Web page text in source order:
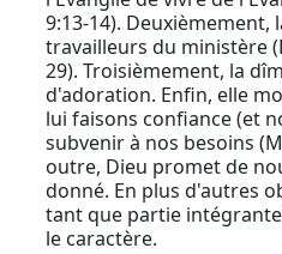
9:13-14). Deuxièmement,
travailleurs du ministère
29). Troisièmement, la
d'adoration. Enfin, elle
lui faisons confiance (et
subvenir à nos besoins
outre, Dieu promet de
donné. En plus d'autres
tant que partie
le caractère.